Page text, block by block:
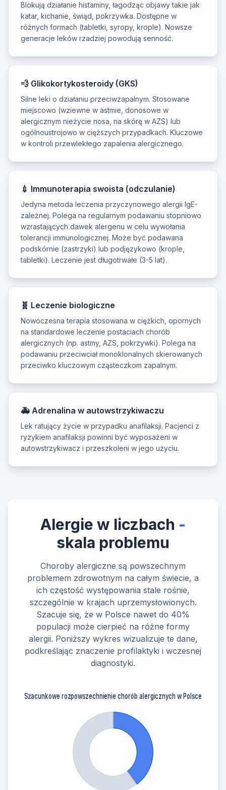
Blokują działanie histaminy, łagodząc objawy takie jak
katar, kichanie, świąd, pokrzywka. Dostępne w
różnych formach (tabletki, syropy, krople). Nowsze
generacje leków rzadziej powodują senność.
💨 Glikokortykosteroidy (GKS)
Silne leki o działaniu przeciwzapalnym. Stosowane
miejscowo (wziewne w astmie, donosowe w
alergicznym nieżycie nosa, na skórę w AZS) lub
ogólnoustrojowo w cięższych przypadkach. Kluczowe
w kontroli przewlekłego zapalenia alergicznego.
💉 Immunoterapia swoista (odczulanie)
Jedyna metoda leczenia przyczynowego alergii IgE-
zależnej. Polega na regularnym podawaniu stopniowo
wzrastających dawek alergenu w celu wywołania
tolerancji immunologicznej. Może być podawana
podskórnie (zastrzyki) lub podjęzykowo (krople,
tabletki). Leczenie jest długotrwałe (3-5 lat).
🧬 Leczenie biologiczne
Nowoczesna terapia stosowana w ciężkich, opornych
na standardowe leczenie postaciach chorób
alergicznych (np. astmy, AZS, pokrzywki). Polega na
podawaniu przeciwciał monoklonalnych skierowanych
przeciwko kluczowym cząsteczkom zapalnym.
🚑 Adrenalina w autowstrzykiwaczu
Lek ratujący życie w przypadku anafilaksji. Pacjenci z
ryzykiem anafilaksji powinni być wyposażeni w
autowstrzykiwacz i przeszkoleni w jego użyciu.
Alergie w liczbach -
skala problemu
Choroby alergiczne są powszechnym
problemem zdrowotnym na całym świecie, a
ich częstość występowania stale rośnie,
szczególnie w krajach uprzemysłowionych.
Szacuje się, że w Polsce nawet do 40%
populacji może cierpieć na różne formy
alergii. Poniższy wykres wizualizuje te dane,
podkreślając znaczenie profilaktyki i wczesnej
diagnostyki.